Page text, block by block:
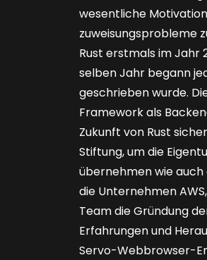
wesentliche
zuweisungsprobleme
Rust erstmals im Jahr
selben Jahr begann
geschrieben wurde.
Framework als
Zukunft von Rust
Stiftung, um die
übernehmen wie auch
die Unternehmen
Team die Gründung
Erfahrungen und
Servo-Webbrowser-